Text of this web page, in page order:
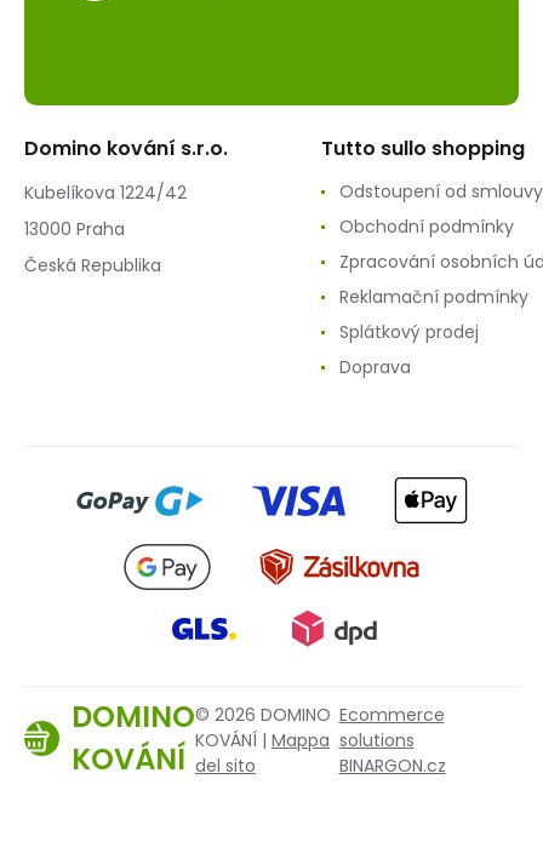
Domino kování s.r.o.
Kubelíkova 1224/42
13000 Praha
Česká Republika
Tutto sullo shopping
Odstoupení od smlouvy
Obchodní podmínky
Zpracování osobních
Reklamační podmínky
Splátkový prodej
Doprava
DOMINO
KOVÁNÍ
© 2026 DOMINO
KOVÁNÍ | Mappa
del sito
Ecommerce
solutions
BINARGON.cz